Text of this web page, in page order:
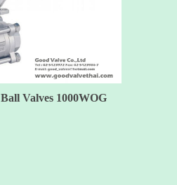
Ball Valves 1000WOG